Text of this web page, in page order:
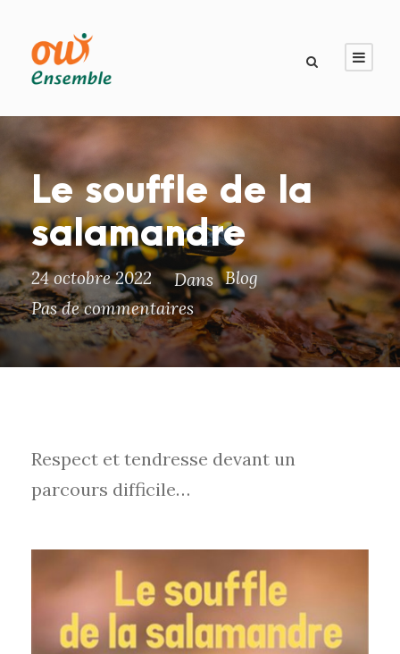
Le souffle de la
salamandre
24 octobre 2022 Dans Blog
Pas de commentaires
Respect et tendresse devant un
parcours difficile…